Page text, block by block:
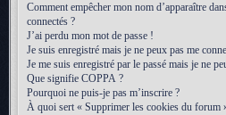
Comment empêcher mon nom d’apparaître
connectés ?
J’ai perdu mon mot de passe !
Je suis enregistré mais je ne peux pas me
Je me suis enregistré par le passé mais je ne
Que signifie COPPA ?
Pourquoi ne puis-je pas m’inscrire ?
À quoi sert « Supprimer les cookies du forum